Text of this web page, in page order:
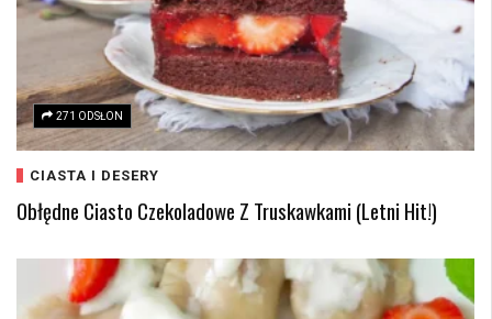
271 ODSŁON
CIASTA I DESERY
Obłędne Ciasto Czekoladowe Z Truskawkami (Letni Hit!)